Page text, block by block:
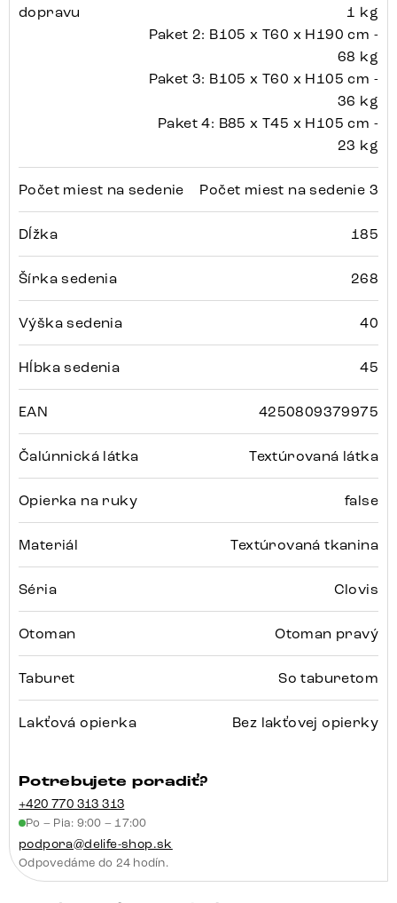
dopravu
1 kg
Paket 2: B105 x T60 x H190 cm -
68 kg
Paket 3: B105 x T60 x H105 cm -
36 kg
Paket 4: B85 x T45 x H105 cm -
23 kg
Počet miest na sedenie Počet miest na sedenie 3
Dĺžka 185
Šírka sedenia 268
Výška sedenia 40
Hĺbka sedenia 45
EAN 4250809379975
Čalúnnická látka Textúrovaná látka
Opierka na ruky false
Materiál Textúrovaná tkanina
Séria Clovis
Otoman Otoman pravý
Taburet So taburetom
Lakťová opierka Bez lakťovej opierky
Potrebujete poradiť?
+420 770 313 313
Po – Pia: 9:00 – 17:00
podpora@delife-shop.sk
Odpovedáme do 24 hodín.